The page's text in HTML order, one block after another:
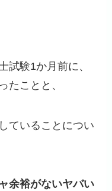
試験1か月前に、
たことと、
ていることについ
余裕がないヤバい